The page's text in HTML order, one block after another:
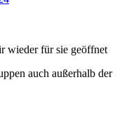
wieder für sie geöffnet
auch außerhalb der